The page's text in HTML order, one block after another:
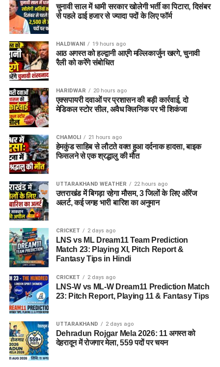
भारतीय नौसेना (Indian Navy):तकनीकी और विशिष्ट
कार्यप्रणाली को देखते हुए नौसेना लगभग
थल सेना और वायु सेना (Army & IAF):दोनों सेनाएं वर्तमान
25% की सीमा को बढ़ाकर50 प्रतिशत तक करने
सेना के अधिकारियों का मानना है कि पिछले 4 वर्षों में अग्निवीरों ने कठोर
प्रशिक्षण प्राप्त किया है, कई बड़े अभियानों में हिस्सा लिया है और आधुनिक
प्रशिक्षित और तकनीकी रूप से सक्षम इन जवानों को केवल 4 साल बाद
बाहर करना व्यावहारिक नहीं होगा। अधिक रिटेंशन से सेना के पास अनुभवी
सैनिकों का एक मजबूत पूल हमेशा उपलब्ध रहेगा।
3. अग्निवीर पात्रता और चयन प्रक्रिया
2026 (Eligibility & Selection
Process)
यदि आप अग्निपथ योजना के तहत आवेदन करना चाहते हैं, तो निम्नलिखित
योग्यताओं को पूरा करना आवश्यक है:
पात्रता मानदंड (Eligibility Criteria):
आयु सीमा:
चाहिए।
शैक्षणिक योग्यता:पदों के अनुसार (जैसे जनरल ड्यूटी, टेक्निकल,
क्लर्क आदि) उम्मीदवार का 10वीं या 12वीं पास होना अनिवार्य है।
चुनावी साल में धामी सरकार खोलेगी भर्ती का पिटारा, दिसंबर
से पहले ढाई हजार से ज्यादा पदों के लिए फॉर्म
HALDWANI 19 hours ago
आठ अगस्त को हल्द्वानी आएंगे मल्लिकार्जुन खरगे, चुनावी
रैली को करेंगे संबोधित
HARIDWAR 20 hours ago
एक्सपायरी दवाओं पर प्रशासन की बड़ी कार्रवाई, दो
मेडिकल स्टोर सील, अवैध क्लिनिक पर भी शिकंजा
CHAMOLI 21 hours ago
हेमकुंड साहिब से लौटते वक्त हुआ दर्दनाक हादसा, बाइक
फिसलने से एक श्रद्धालु की मौत
UTTARAKHAND WEATHER 22 hours ago
उत्तराखंड में बिगड़ा रहेगा मौसम, 3 जिलों के लिए ऑरेंज
अलर्ट, कई जगह भारी बारिश का अनुमान
CRICKET 2 days ago
LNS vs ML Dream11 Team Prediction
Match 23: Playing XI, Pitch Report &
Fantasy Tips in Hindi
CRICKET 2 days ago
LNS-W vs ML-W Dream11 Prediction Match
23: Pitch Report, Playing 11 & Fantasy Tips
UTTARAKHAND 2 days ago
Dehradun Rojgar Mela 2026: 11 अगस्त को
देहरादून में रोजगार मेला, 559 पदों पर चयन